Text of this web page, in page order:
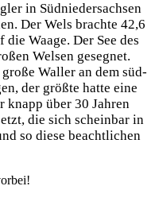
in Süd­nie­der­sach­sen
Der Wels brach­te 42,6
Waa­ge. Der See des
Wel­sen geseg­net.
Wal­ler an dem süd­
der größ­te hat­te eine
knapp über 30 Jah­ren
die sich schein­bar in
so die­se beacht­li­chen